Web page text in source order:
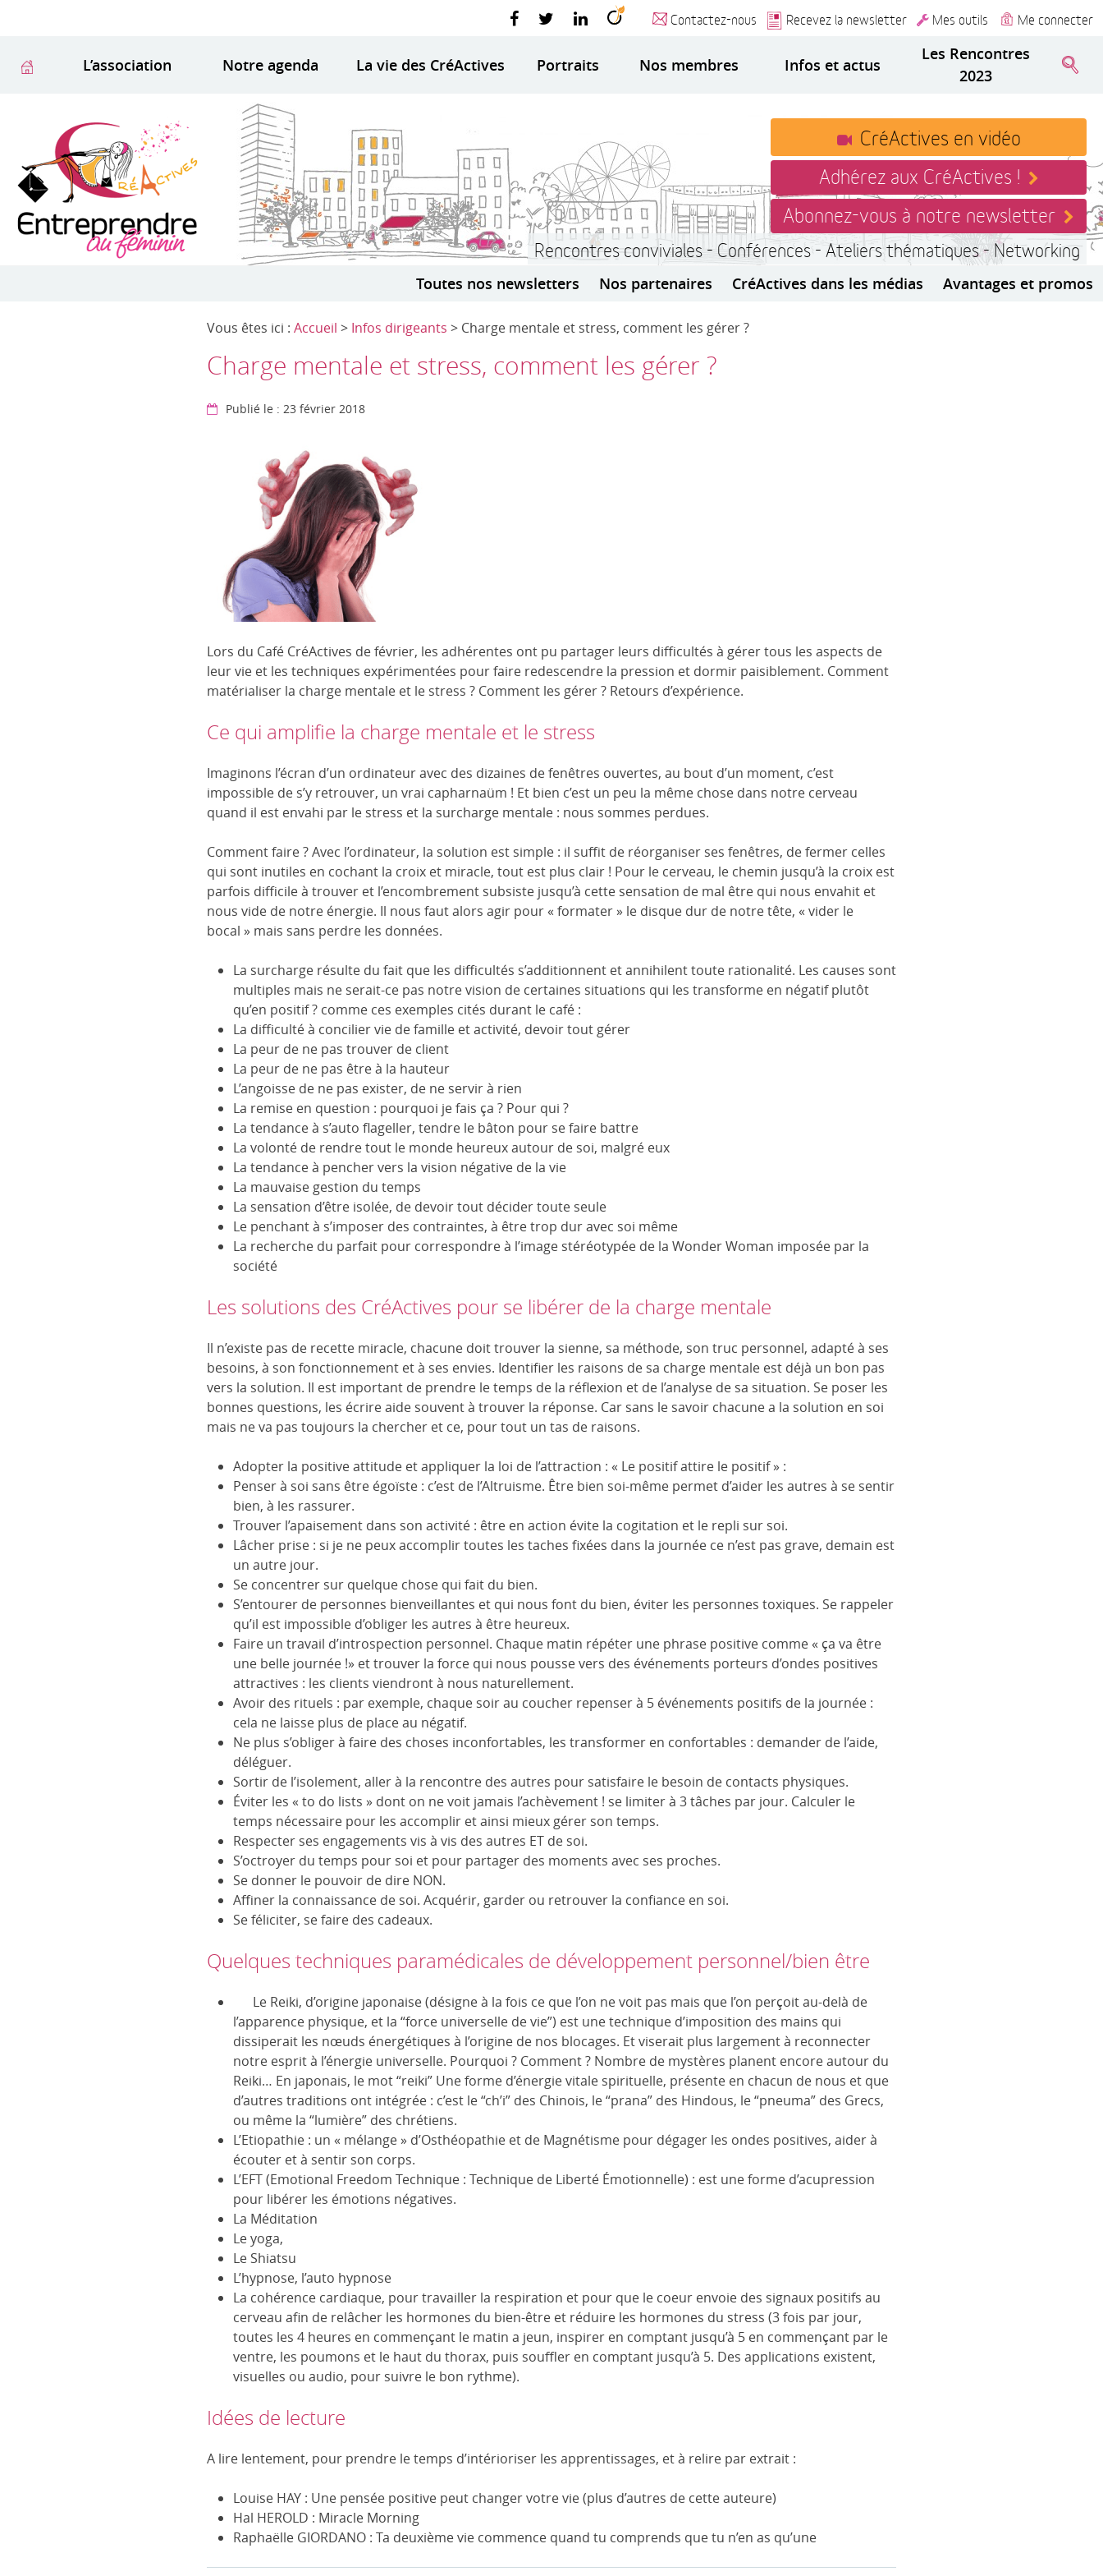
Contactez-nous Recevez la newsletter Mes outils Me connecter
L’association Notre agenda La vie des CréActives Portraits Nos membres Infos et actus
Les Rencontres
2023
CréActives en vidéo
Adhérez aux CréActives !
Abonnez-vous à notre newsletter
Rencontres conviviales - Conférences - Ateliers thématiques - Networking
Toutes nos newsletters Nos partenaires CréActives dans les médias Avantages et promos
Vous êtes ici : Accueil > Infos dirigeants > Charge mentale et stress, comment les gérer ?
Charge mentale et stress, comment les gérer ?
Publié le : 23 février 2018
Lors du Café CréActives de février, les adhérentes ont pu partager leurs difficultés à gérer tous les aspects de
leur vie et les techniques expérimentées pour faire redescendre la pression et dormir paisiblement. Comment
matérialiser la charge mentale et le stress ? Comment les gérer ? Retours d’expérience.
Ce qui amplifie la charge mentale et le stress
Imaginons l’écran d’un ordinateur avec des dizaines de fenêtres ouvertes, au bout d’un moment, c’est
impossible de s’y retrouver, un vrai capharnaüm ! Et bien c’est un peu la même chose dans notre cerveau
quand il est envahi par le stress et la surcharge mentale : nous sommes perdues.
Comment faire ? Avec l’ordinateur, la solution est simple : il suffit de réorganiser ses fenêtres, de fermer celles
qui sont inutiles en cochant la croix et miracle, tout est plus clair ! Pour le cerveau, le chemin jusqu’à la croix est
parfois difficile à trouver et l’encombrement subsiste jusqu’à cette sensation de mal être qui nous envahit et
nous vide de notre énergie. Il nous faut alors agir pour « formater » le disque dur de notre tête, « vider le
bocal » mais sans perdre les données.
La surcharge résulte du fait que les difficultés s’additionnent et annihilent toute rationalité. Les causes sont
multiples mais ne serait-ce pas notre vision de certaines situations qui les transforme en négatif plutôt
qu’en positif ? comme ces exemples cités durant le café :
La difficulté à concilier vie de famille et activité, devoir tout gérer
La peur de ne pas trouver de client
La peur de ne pas être à la hauteur
L’angoisse de ne pas exister, de ne servir à rien
La remise en question : pourquoi je fais ça ? Pour qui ?
La tendance à s’auto flageller, tendre le bâton pour se faire battre
La volonté de rendre tout le monde heureux autour de soi, malgré eux
La tendance à pencher vers la vision négative de la vie
La mauvaise gestion du temps
La sensation d’être isolée, de devoir tout décider toute seule
Le penchant à s’imposer des contraintes, à être trop dur avec soi même
La recherche du parfait pour correspondre à l’image stéréotypée de la Wonder Woman imposée par la
société
Les solutions des CréActives pour se libérer de la charge mentale
Il n’existe pas de recette miracle, chacune doit trouver la sienne, sa méthode, son truc personnel, adapté à ses
besoins, à son fonctionnement et à ses envies. Identifier les raisons de sa charge mentale est déjà un bon pas
vers la solution. Il est important de prendre le temps de la réflexion et de l’analyse de sa situation. Se poser les
bonnes questions, les écrire aide souvent à trouver la réponse. Car sans le savoir chacune a la solution en soi
mais ne va pas toujours la chercher et ce, pour tout un tas de raisons.
Adopter la positive attitude et appliquer la loi de l’attraction : « Le positif attire le positif » :
Penser à soi sans être égoïste : c’est de l’Altruisme. Être bien soi-même permet d’aider les autres à se sentir
bien, à les rassurer.
Trouver l’apaisement dans son activité : être en action évite la cogitation et le repli sur soi.
Lâcher prise : si je ne peux accomplir toutes les taches fixées dans la journée ce n’est pas grave, demain est
un autre jour.
Se concentrer sur quelque chose qui fait du bien.
S’entourer de personnes bienveillantes et qui nous font du bien, éviter les personnes toxiques. Se rappeler
qu’il est impossible d’obliger les autres à être heureux.
Faire un travail d’introspection personnel. Chaque matin répéter une phrase positive comme « ça va être
une belle journée !» et trouver la force qui nous pousse vers des événements porteurs d’ondes positives
attractives : les clients viendront à nous naturellement.
Avoir des rituels : par exemple, chaque soir au coucher repenser à 5 événements positifs de la journée :
cela ne laisse plus de place au négatif.
Ne plus s’obliger à faire des choses inconfortables, les transformer en confortables : demander de l’aide,
déléguer.
Sortir de l’isolement, aller à la rencontre des autres pour satisfaire le besoin de contacts physiques.
Éviter les « to do lists » dont on ne voit jamais l’achèvement ! se limiter à 3 tâches par jour. Calculer le
temps nécessaire pour les accomplir et ainsi mieux gérer son temps.
Respecter ses engagements vis à vis des autres ET de soi.
S’octroyer du temps pour soi et pour partager des moments avec ses proches.
Se donner le pouvoir de dire NON.
Affiner la connaissance de soi. Acquérir, garder ou retrouver la confiance en soi.
Se féliciter, se faire des cadeaux.
Quelques techniques paramédicales de développement personnel/bien être
Le Reiki, d’origine japonaise (désigne à la fois ce que l’on ne voit pas mais que l’on perçoit au-delà de
l’apparence physique, et la “force universelle de vie”) est une technique d’imposition des mains qui
dissiperait les nœuds énergétiques à l’origine de nos blocages. Et viserait plus largement à reconnecter
notre esprit à l’énergie universelle. Pourquoi ? Comment ? Nombre de mystères planent encore autour du
Reiki… En japonais, le mot “reiki” Une forme d’énergie vitale spirituelle, présente en chacun de nous et que
d’autres traditions ont intégrée : c’est le “ch’i” des Chinois, le “prana” des Hindous, le “pneuma” des Grecs,
ou même la “lumière” des chrétiens.
L’Etiopathie : un « mélange » d’Osthéopathie et de Magnétisme pour dégager les ondes positives, aider à
écouter et à sentir son corps.
L’EFT (Emotional Freedom Technique : Technique de Liberté Émotionnelle) : est une forme d’acupression
pour libérer les émotions négatives.
La Méditation
Le yoga,
Le Shiatsu
L’hypnose, l’auto hypnose
La cohérence cardiaque, pour travailler la respiration et pour que le coeur envoie des signaux positifs au
cerveau afin de relâcher les hormones du bien-être et réduire les hormones du stress (3 fois par jour,
toutes les 4 heures en commençant le matin a jeun, inspirer en comptant jusqu’à 5 en commençant par le
ventre, les poumons et le haut du thorax, puis souffler en comptant jusqu’à 5. Des applications existent,
visuelles ou audio, pour suivre le bon rythme).
Idées de lecture
A lire lentement, pour prendre le temps d’intérioriser les apprentissages, et à relire par extrait :
Louise HAY : Une pensée positive peut changer votre vie (plus d’autres de cette auteure)
Hal HEROLD : Miracle Morning
Raphaëlle GIORDANO : Ta deuxième vie commence quand tu comprends que tu n’en as qu’une